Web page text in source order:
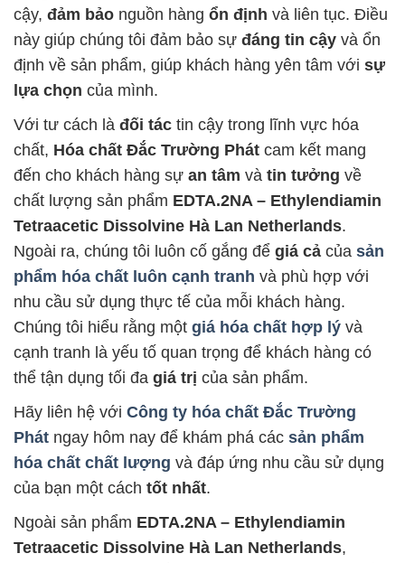
cậy, đảm bảo nguồn hàng ổn định và liên tục. Điều
này giúp chúng tôi đảm bảo sự đáng tin cậy và ổn
định về sản phẩm, giúp khách hàng yên tâm với sự
lựa chọn của mình.
Với tư cách là đối tác tin cậy trong lĩnh vực hóa
chất, Hóa chất Đắc Trường Phát cam kết mang
đến cho khách hàng sự an tâm và tin tưởng về
chất lượng sản phẩm EDTA.2NA – Ethylendiamin
Tetraacetic Dissolvine Hà Lan Netherlands.
Ngoài ra, chúng tôi luôn cố gắng để giá cả của sản
phẩm hóa chất luôn cạnh tranh và phù hợp với
nhu cầu sử dụng thực tế của mỗi khách hàng.
Chúng tôi hiểu rằng một giá hóa chất hợp lý và
cạnh tranh là yếu tố quan trọng để khách hàng có
thể tận dụng tối đa giá trị của sản phẩm.
Hãy liên hệ với Công ty hóa chất Đắc Trường
Phát ngay hôm nay để khám phá các sản phẩm
hóa chất chất lượng và đáp ứng nhu cầu sử dụng
của bạn một cách tốt nhất.
Ngoài sản phẩm EDTA.2NA – Ethylendiamin
Tetraacetic Dissolvine Hà Lan Netherlands,